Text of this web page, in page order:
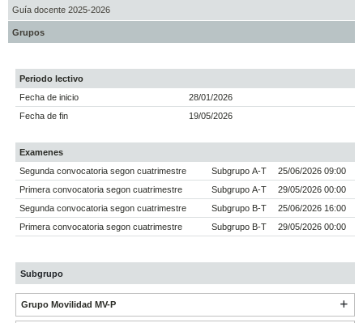
Guía docente 2025-2026
Grupos
Periodo lectivo
Fecha de inicio
28/01/2026
Fecha de fin
19/05/2026
Examenes
Segunda convocatoria segon cuatrimestre
Subgrupo A-T
25/06/2026 09:00
Primera convocatoria segon cuatrimestre
Subgrupo A-T
29/05/2026 00:00
Segunda convocatoria segon cuatrimestre
Subgrupo B-T
25/06/2026 16:00
Primera convocatoria segon cuatrimestre
Subgrupo B-T 29/05/2026 00:00
Subgrupo
Grupo Movilidad MV-P